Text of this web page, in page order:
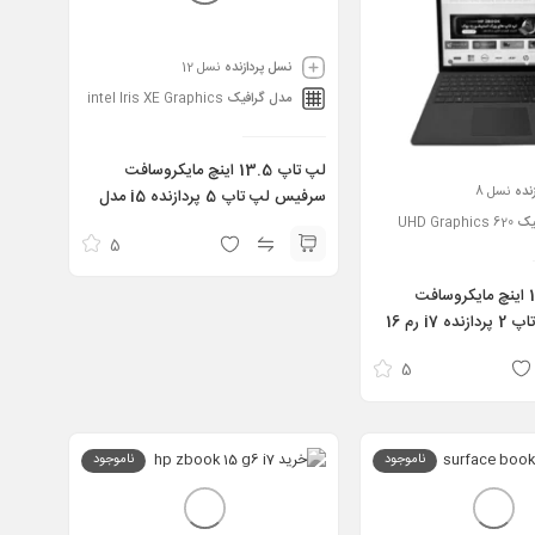
نسل 8
UHD Graphics 620
لپ تاپ 13.5 اینچ مایکروسافت
سرفیس لپ تاپ 2 پردازنده i7 رم 16
Surface Laptop 2 i7
5
نسل پردازنده نسل 12
مدل گرافیک intel Iris XE Graphics
لپ تاپ 13.5 اینچ مایکروسافت
سرفیس لپ تاپ 5 پردازنده i5 مدل
512gb 13.5 inch
5
ناموجود ناموجود